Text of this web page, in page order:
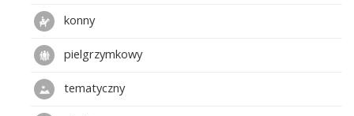
konny
pielgrzymkowy
tematyczny